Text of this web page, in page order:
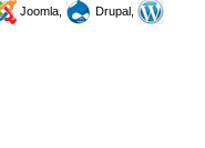
Joomla,
Drupal,